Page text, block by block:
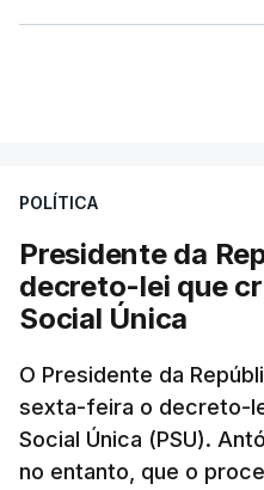
POLÍTICA
Presidente da
decreto-lei que
Social Única
O Presidente da
sexta-feira o decreto-
Social Única (PSU).
no entanto, que o